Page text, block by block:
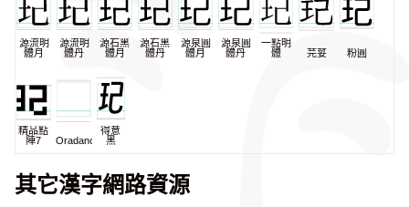
源流明
體月
源流明
體丹
源石黑
體月
源石黑
體丹
源泉圓
體月
源泉圓
體丹
一點明
體
芫荽 粉圓
精品點
陣7
Oradano
得意
黑
其它漢字網路資源